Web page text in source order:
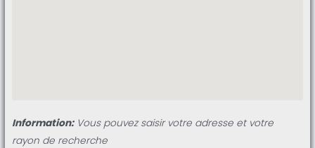
Information:Vous pouvez saisir votre adresse et votre
rayon de recherche